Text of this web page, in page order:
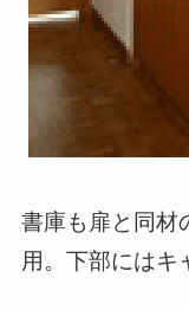
書庫も扉と同材
用。下部にはキ